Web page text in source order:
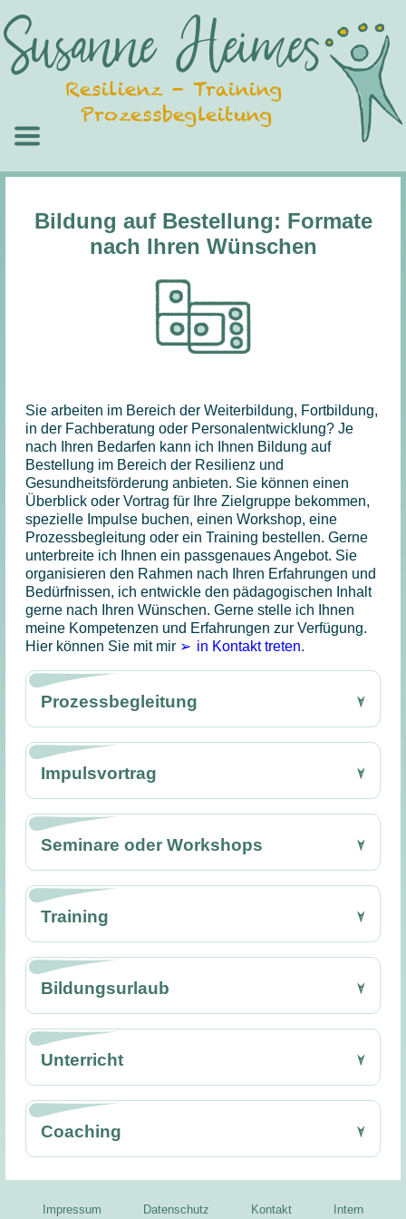
Resilienz - Training
Prozessbegleitung
Bildung auf Bestellung: Formate
nach Ihren Wünschen
Sie arbeiten im Bereich der Weiterbildung, Fortbildung,
in der Fachberatung oder Personalentwicklung? Je
nach Ihren Bedarfen kann ich Ihnen Bildung auf
Bestellung im Bereich der Resilienz und
Gesundheitsförderung anbieten. Sie können einen
Überblick oder Vortrag für Ihre Zielgruppe bekommen,
spezielle Impulse buchen, einen Workshop, eine
Prozessbegleitung oder ein Training bestellen. Gerne
unterbreite ich Ihnen ein passgenaues Angebot. Sie
organisieren den Rahmen nach Ihren Erfahrungen und
Bedürfnissen, ich entwickle den pädagogischen Inhalt
gerne nach Ihren Wünschen. Gerne stelle ich Ihnen
meine Kompetenzen und Erfahrungen zur Verfügung.
Hier können Sie mit mir
in Kontakt treten.
Prozessbegleitung
Impulsvortrag
Seminare oder Workshops
Training
Bildungsurlaub
Unterricht
Coaching
Impressum Datenschutz Kontakt Intern